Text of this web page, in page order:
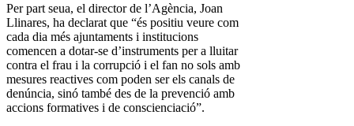
Per part seua, el director de l’Agència, Joan
Llinares, ha declarat que “és positiu veure com
cada dia més ajuntaments i institucions
comencen a dotar-se d’instruments per a lluitar
contra el frau i la corrupció i el fan no sols amb
mesures reactives com poden ser els canals de
denúncia, sinó també des de la prevenció amb
accions formatives i de conscienciació”.